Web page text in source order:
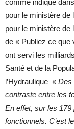
pour le ministère de
pour le ministère de
de « Publiez ce que
ont servi les
Santé et de la
l’Hydraulique « Des
contraste entre les
En effet, sur les
fonctionnels. C’est